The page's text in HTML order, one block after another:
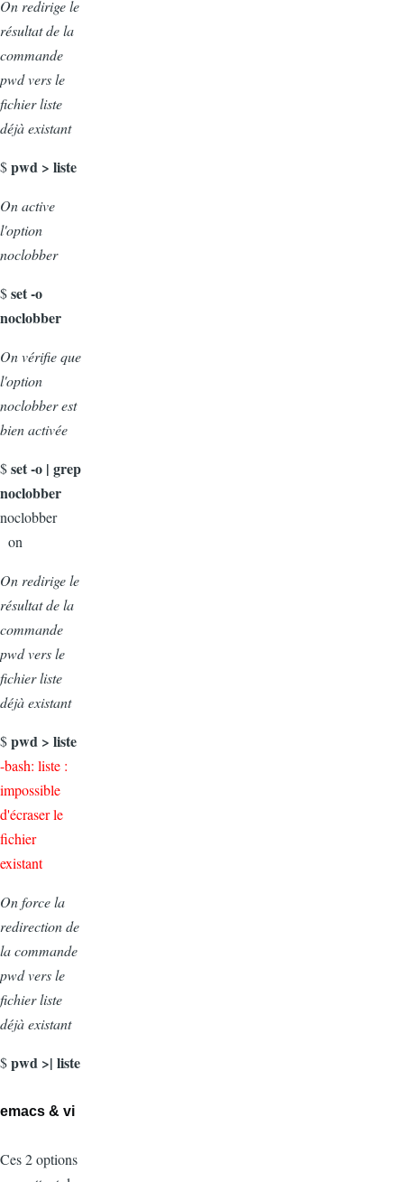
On redirige le
résultat de la
commande
pwd vers le
fichier liste
déjà existant
$pwd > liste
On active
l'option
noclobber
$set -o
noclobber
On vérifie que
l'option
noclobber est
bien activée
$set -o | grep
noclobber
noclobber
on
On redirige le
résultat de la
commande
pwd vers le
fichier liste
déjà existant
$pwd > liste
-bash: liste :
impossible
d'écraser le
fichier
existant
On force la
redirection de
la commande
pwd vers le
fichier liste
déjà existant
$pwd >| liste
emacs & vi
Ces 2 options